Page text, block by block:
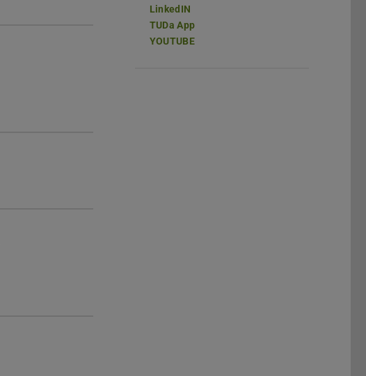
LinkedIN
TUDa App
YOUTUBE